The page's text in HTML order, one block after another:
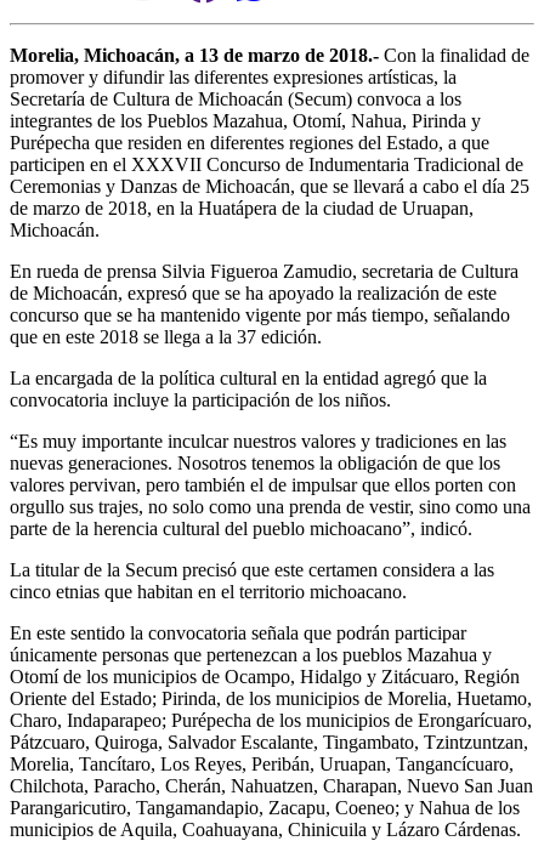
Morelia, Michoacán, a 13 de marzo de 2018.- Con la finalidad de
promover y difundir las diferentes expresiones artísticas, la
Secretaría de Cultura de Michoacán (Secum) convoca a los
integrantes de los Pueblos Mazahua, Otomí, Nahua, Pirinda y
Purépecha que residen en diferentes regiones del Estado, a que
participen en el XXXVII Concurso de Indumentaria Tradicional de
Ceremonias y Danzas de Michoacán, que se llevará a cabo el día 25
de marzo de 2018, en la Huatápera de la ciudad de Uruapan,
Michoacán.
En rueda de prensa Silvia Figueroa Zamudio, secretaria de Cultura
de Michoacán, expresó que se ha apoyado la realización de este
concurso que se ha mantenido vigente por más tiempo, señalando
que en este 2018 se llega a la 37 edición.
La encargada de la política cultural en la entidad agregó que la
convocatoria incluye la participación de los niños.
“Es muy importante inculcar nuestros valores y tradiciones en las
nuevas generaciones. Nosotros tenemos la obligación de que los
valores pervivan, pero también el de impulsar que ellos porten con
orgullo sus trajes, no solo como una prenda de vestir, sino como una
parte de la herencia cultural del pueblo michoacano”, indicó.
La titular de la Secum precisó que este certamen considera a las
cinco etnias que habitan en el territorio michoacano.
En este sentido la convocatoria señala que podrán participar
únicamente personas que pertenezcan a los pueblos Mazahua y
Otomí de los municipios de Ocampo, Hidalgo y Zitácuaro, Región
Oriente del Estado; Pirinda, de los municipios de Morelia, Huetamo,
Charo, Indaparapeo; Purépecha de los municipios de Erongarícuaro,
Pátzcuaro, Quiroga, Salvador Escalante, Tingambato, Tzintzuntzan,
Morelia, Tancítaro, Los Reyes, Peribán, Uruapan, Tangancícuaro,
Chilchota, Paracho, Cherán, Nahuatzen, Charapan, Nuevo San Juan
Parangaricutiro, Tangamandapio, Zacapu, Coeneo; y Nahua de los
municipios de Aquila, Coahuayana, Chinicuila y Lázaro Cárdenas.